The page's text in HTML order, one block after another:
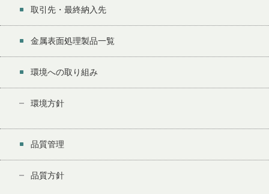
取引先・最終納入先
金属表面処理製品一覧
環境への取り組み
環境方針
品質管理
品質方針